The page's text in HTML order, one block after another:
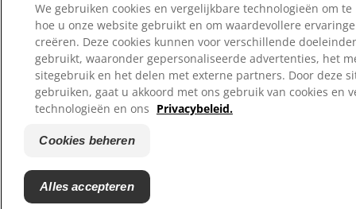
We gebruiken cookies en vergelijkbare technologieën om
hoe u onze website gebruikt en om waardevollere
creëren. Deze cookies kunnen voor verschillende
gebruikt, waaronder gepersonaliseerde advertenties, het
sitegebruik en het delen met externe partners. Door deze
gebruiken, gaat u akkoord met ons gebruik van cookies en
technologieën en ons Privacybeleid.
Cookies beheren
Alles accepteren